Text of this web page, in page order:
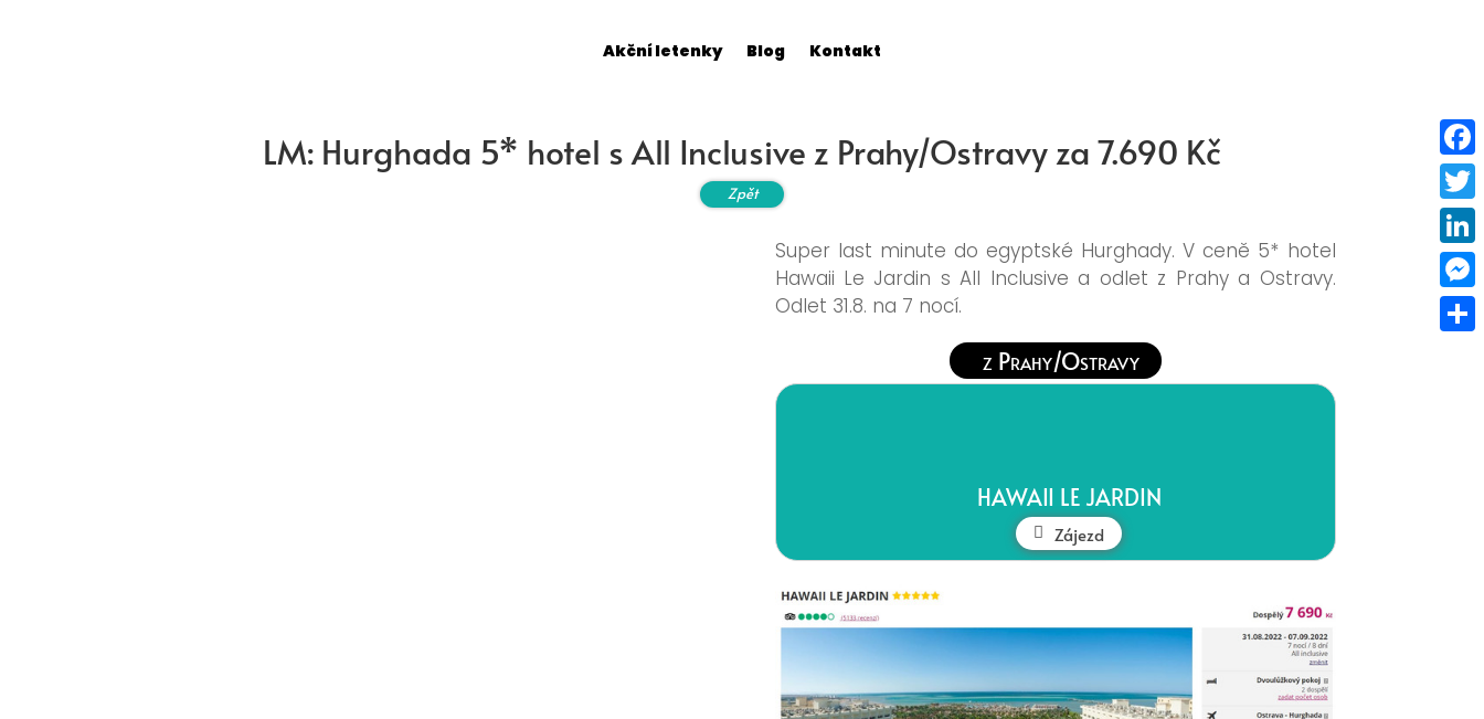
Akční letenky Blog Kontakt
LM: Hurghada 5* hotel s All Inclusive z Prahy/Ostravy za 7.690 Kč
Zpět
Super last minute do egyptské Hurghady. V ceně 5* hotel
Hawaii Le Jardin s All Inclusive a odlet z Prahy a Ostravy.
Odlet 31.8. na 7 nocí.
z Prahy/Ostravy
HAWAII LE JARDIN
Zájezd